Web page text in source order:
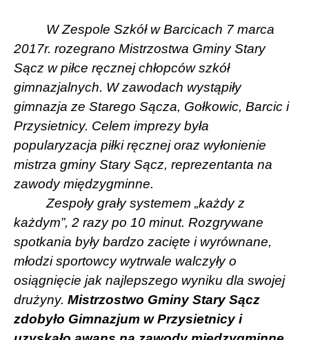
W Zespole Szkół w Barcicach 7 marca
2017r. rozegrano Mistrzostwa Gminy Stary
Sącz w piłce ręcznej chłopców szkół
gimnazjalnych. W zawodach wystąpiły
gimnazja ze Starego Sącza, Gołkowic, Barcic i
Przysietnicy. Celem imprezy była
popularyzacja piłki ręcznej oraz wyłonienie
mistrza gminy Stary Sącz, reprezentanta na
zawody międzygminne.
Zespoły grały systemem „każdy z
każdym”, 2 razy po 10 minut. Rozgrywane
spotkania były bardzo zacięte i wyrównane,
młodzisportowcy wytrwale walczyły o
osiągnięcie jak najlepszego wyniku dla swojej
drużyny. Mistrzostwo Gminy Stary Sącz
zdobyło Gimnazjum w Przysietnicy i